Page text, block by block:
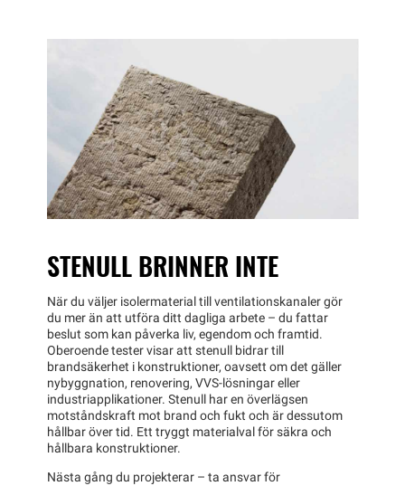
STENULL BRINNER INTE
När du väljer isolermaterial till ventilationskanaler gör
du mer än att utföra ditt dagliga arbete – du fattar
beslut som kan påverka liv, egendom och framtid.
Oberoende tester visar att stenull bidrar till
brandsäkerhet i konstruktioner, oavsett om det gäller
nybyggnation, renovering, VVS-lösningar eller
industriapplikationer. Stenull har en överlägsen
motståndskraft mot brand och fukt och är dessutom
hållbar över tid. Ett tryggt materialval för säkra och
hållbara konstruktioner.
Nästa gång du projekterar – ta ansvar för